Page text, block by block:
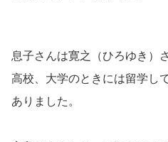
息子さんは寛之（ひろゆき）
高校、大学のときには留学し
ありました。